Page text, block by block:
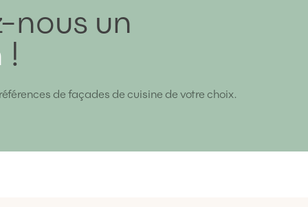
nous un
!
de façades de cuisine de votre choix.